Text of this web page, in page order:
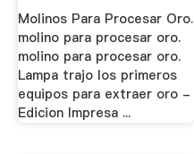
Molinos Para Procesar Oro.
molino para procesar oro.
molino para procesar oro.
Lampa trajo los primeros
equipos para extraer oro -
Edicion Impresa ...